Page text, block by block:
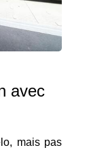
avec
mais pas